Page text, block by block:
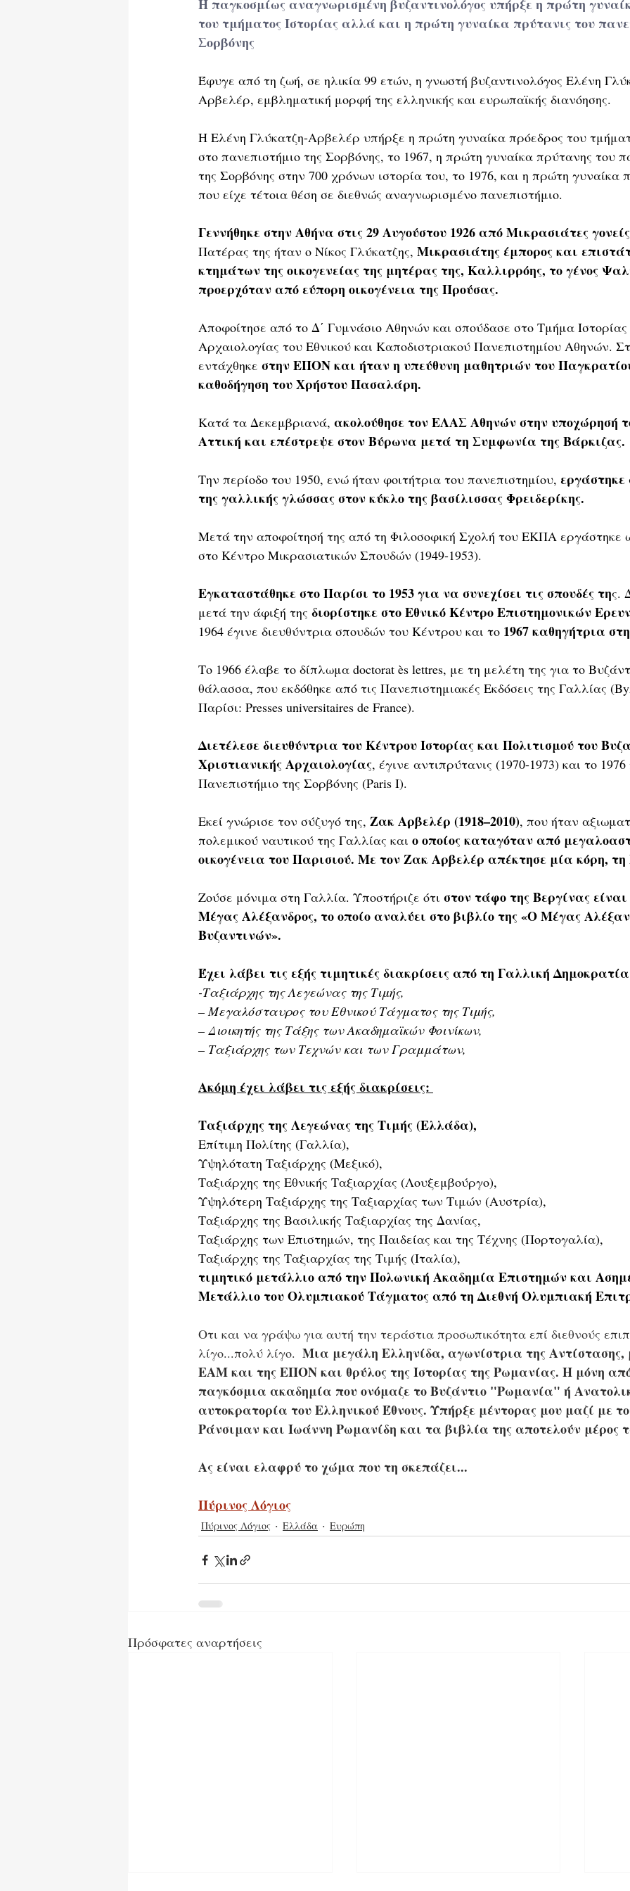
Η παγκοσμίως αναγνωρισμένη βυζαντινολόγος υπήρξε η πρώτη
του τμήματος Ιστορίας αλλά και η πρώτη γυναίκα πρύτανις του
Σορβόνης
Έφυγε από τη ζωή, σε ηλικία 99 ετών, η γνωστή βυζαντινολόγος Ελένη
Αρβελέρ, εμβληματική μορφή της ελληνικής και ευρωπαϊκής διανόησης.
Η Ελένη Γλύκατζη-Αρβελέρ υπήρξε η πρώτη γυναίκα πρόεδρος του
στο πανεπιστήμιο της Σορβόνης, το 1967, η πρώτη γυναίκα πρύτανης του
της Σορβόνης στην 700 χρόνων ιστορία του, το 1976, και η πρώτη γυναίκα
που είχε τέτοια θέση σε διεθνώς αναγνωρισμένο πανεπιστήμιο.
Γεννήθηκε στην Αθήνα στις 29 Αυγούστου 1926 από Μικρασιάτες
Πατέρας της ήταν ο Νίκος Γλύκατζης, Μικρασιάτης έμπορος και
κτημάτων της οικογενείας της μητέρας της, Καλλιρρόης, το γένος
προερχόταν από εύπορη οικογένεια της Προύσας.
Αποφοίτησε από το Δ΄ Γυμνάσιο Αθηνών και σπούδασε στο Τμήμα
Αρχαιολογίας του Εθνικού και Καποδιστριακού Πανεπιστημίου Αθηνών.
εντάχθηκε στην ΕΠΟΝκαι ήταν η υπεύθυνη μαθητριών του
καθοδήγηση του Χρήστου Πασαλάρη.
Κατά τα Δεκεμβριανά, ακολούθησε τον ΕΛΑΣ Αθηνών στην υποχώρησή
Αττική και επέστρεψε στον Βύρωνα μετά τη Συμφωνία της Βάρκιζας.
Την περίοδο του 1950, ενώ ήταν φοιτήτρια του πανεπιστημίου,
της γαλλικής γλώσσας στον κύκλο της βασίλισσας Φρειδερίκης.
Μετά την αποφοίτησή της από τη Φιλοσοφική Σχολή του ΕΚΠΑ εργάστηκε
στο Κέντρο Μικρασιατικών Σπουδών (1949-1953).
Εγκαταστάθηκε στο Παρίσι το 1953 για να συνεχίσει τις σπουδές της.
μετά την άφιξή της διορίστηκε στο Εθνικό Κέντρο Επιστημονικών
1964 έγινε διευθύντρια σπουδών του Κέντρου και το 1967 καθηγήτρια
Το 1966 έλαβε το δίπλωμα doctorat ès lettres, με τη μελέτη της για το
θάλασσα, που εκδόθηκε από τις Πανεπιστημιακές Εκδόσεις της Γαλλίας
Παρίσι: Presses universitaires de France).
Διετέλεσε διευθύντρια του Κέντρου Ιστορίας και Πολιτισμού του
Χριστιανικής Αρχαιολογίας, έγινε αντιπρύτανις (1970-1973) και το
Πανεπιστήμιο της Σορβόνης (Paris I).
Εκεί γνώρισε τον σύζυγό της, Ζακ Αρβελέρ (1918–2010), που ήταν
πολεμικού ναυτικού της Γαλλίας και ο οποίος καταγόταν από
οικογένεια του Παρισιού. Με τον Ζακ Αρβελέρ απέκτησε μία κόρη,
Ζούσε μόνιμα στη Γαλλία. Υποστήριζε ότι στον τάφο της Βεργίνας
Μέγας Αλέξανδρος, το οποίο αναλύει στο βιβλίο της «Ο Μέγας
Βυζαντινών».
Έχει λάβει τις εξής τιμητικές διακρίσεις από τη Γαλλική
-Ταξιάρχης της Λεγεώνας της Τιμής,
– Μεγαλόσταυρος του Εθνικού Τάγματος της Τιμής,
– Διοικητής της Τάξης των Ακαδημαϊκών Φοινίκων,
– Ταξιάρχης των Τεχνών και των Γραμμάτων,
Ακόμη έχει λάβει τις εξής διακρίσεις:
Ταξιάρχης της Λεγεώνας της Τιμής (Ελλάδα),
Επίτιμη Πολίτης (Γαλλία),
Υψηλότατη Ταξιάρχης (Μεξικό),
Ταξιάρχης της Εθνικής Ταξιαρχίας (Λουξεμβούργο),
Υψηλότερη Ταξιάρχης της Ταξιαρχίας των Τιμών (Αυστρία),
Ταξιάρχης της Βασιλικής Ταξιαρχίας της Δανίας,
Ταξιάρχης των Επιστημών, της Παιδείας και της Τέχνης (Πορτογαλία),
Ταξιάρχης της Ταξιαρχίας της Τιμής (Ιταλία),
τιμητικό μετάλλιο από την Πολωνική Ακαδημία Επιστημών και
Μετάλλιο του Ολυμπιακού Τάγματος από τη Διεθνή Ολυμπιακή
Οτι και να γράψω για αυτή την τεράστια προσωπικότητα επί διεθνούς
λίγο...πολύ λίγο. Μια μεγάλη Ελληνίδα, αγωνίστρια της Αντίστασης,
ΕΑΜ και της ΕΠΟΝ και θρύλος της Ιστορίας της Ρωμανίας. Η μόνη
παγκόσμια ακαδημία που ονόμαζε το Βυζάντιο "Ρωμανία" ή
αυτοκρατορία του Ελληνικού Έθνους. Υπήρξε μέντορας μου μαζί με
Ράνσιμαν και Ιωάννη Ρωμανίδη και τα βιβλία της αποτελούν μέρος
Ας είναι ελαφρύ το χώμα που τη σκεπάζει...
Πύρινος Λόγιος
Πύρινος Λόγιος Ελλάδα Ευρώπη
Πρόσφατες αναρτήσεις